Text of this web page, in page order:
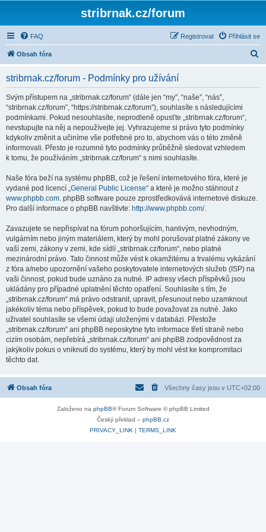
stribrnak.cz/forum
FAQ Přihlásit se
Registrovat
Obsah fóra
stribrnak.cz/forum - Podmínky pro užívání
Svým přístupem na „stribrnak.cz/forum“ (dále jen “my”, “naše”, “nás”,
“stribrnak.cz/forum”, “https://stribrnak.cz/forum”), souhlasíte s následujícími
podmínkami. Pokud nesouhlasíte, neprodleně opusťte „stribrnak.cz/forum“,
nevstupujte na něj a nepoužívejte jej. Vyhrazujeme si právo tyto podmínky
kdykoliv změnit a učiníme vše potřebné pro to, abychom vás o této změně
informovali. Přesto je rozumné tyto podmínky průběžně sledovat vzhledem
k tomu, že používáním „stribrnak.cz/forum“ s nimi souhlasíte.
Naše fóra beží na systému phpBB, což je řešení internetového fóra, které je
vydané pod licencí „General Public License“ a které je možno stáhnout z
www.phpbb.com. phpBB software pouze zprostředkovává internetové diskuze.
Pro další informace o phpBB navštivte: http://www.phpbb.com/.
Zavazujete se nepřispívat na fórum pohoršujícím, hanlivým, nevhodným,
vulgárním nebo jiným materiálem, který by mohl porušovat platné zákony ve
vaší zemi, zákony v zemi, kde sídlí „stribrnak.cz/forum“, nebo platné
mezinárodní právo. Tato činnost může vést k okamžitému a trvalému vykázání
z fóra a/nebo upozornění vašeho poskytovatele internetových služeb (ISP) na
vaši činnost, pokud bude uznáno za nutné. IP adresy všech příspěvků jsou
ukládány pro případné uplatnění těchto opatření. Souhlasíte s tím, že
„stribrnak.cz/forum“ má právo odstranit, upravit, přesunout nebo uzamknout
jakékoliv téma nebo příspěvek, pokud to bude považovat za nutné. Jako
uživatel souhlasíte se všemi údaji uloženými v databázi. Přestože
„stribrnak.cz/forum“ ani phpBB neposkytne tyto informace třetí straně nebo
cizím osobám, nepřebírá „stribrnak.cz/forum“ ani phpBB zodpovědnost za
jakýkoliv pokus o vniknutí do systému, který by mohl vést ke kompromitaci
těchto dat.
Obsah fóra Všechny časy jsou v UTC+02:00
Založeno na phpBB® Forum Software © phpBB Limited
Český překlad – phpBB.cz
PRIVACY_LINK | TERMS_LINK